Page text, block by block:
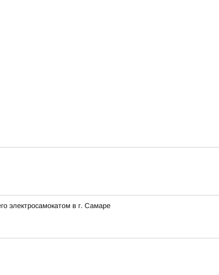
электросамокатом в г. Самаре